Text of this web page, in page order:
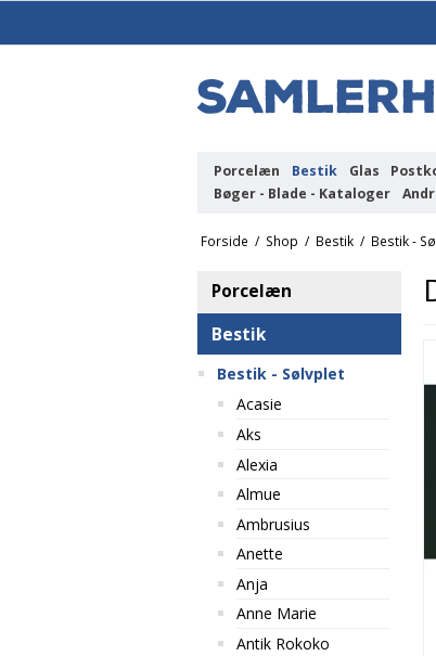
Porcelæn Bestik Glas
Bøger - Blade - Kataloger
Forside / Shop / Bestik / Bestik -
Porcelæn
Bestik
Bestik - Sølvplet
Acasie
Aks
Alexia
Almue
Ambrusius
Anette
Anja
Anne Marie
Antik Rokoko